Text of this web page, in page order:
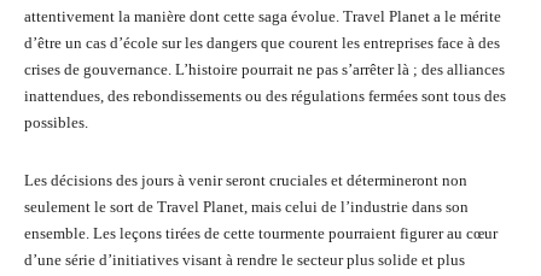
attentivement la manière dont cette saga évolue. Travel Planet a le mérite
d’être un cas d’école sur les dangers que courent les entreprises face à des
crises de gouvernance. L’histoire pourrait ne pas s’arrêter là ; des alliances
inattendues, des rebondissements ou des régulations fermées sont tous des
possibles.
Les décisions des jours à venir seront cruciales et détermineront non
seulement le sort de Travel Planet, mais celui de l’industrie dans son
ensemble. Les leçons tirées de cette tourmente pourraient figurer au cœur
d’une série d’initiatives visant à rendre le secteur plus solide et plus